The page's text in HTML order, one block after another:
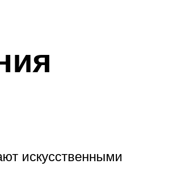
искусственными